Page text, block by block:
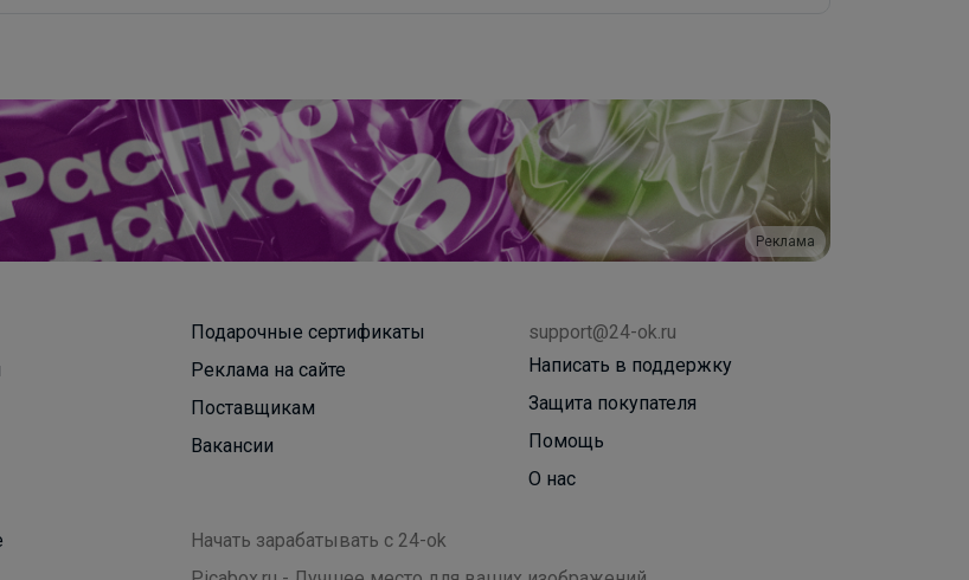
Реклама
Подарочные сертификаты
Реклама на сайте
Поставщикам
Вакансии
support@24-ok.ru
Написать в поддержку
Защита покупателя
Помощь
О нас
Начать зарабатывать с 24-ok
вкус, но всегда с идеальным